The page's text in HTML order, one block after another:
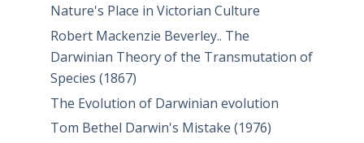
Nature's Place in Victorian Culture
Robert Mackenzie Beverley.. The
Darwinian Theory of the Transmutation of
Species (1867)
The Evolution of Darwinian evolution
Tom Bethel Darwin's Mistake (1976)